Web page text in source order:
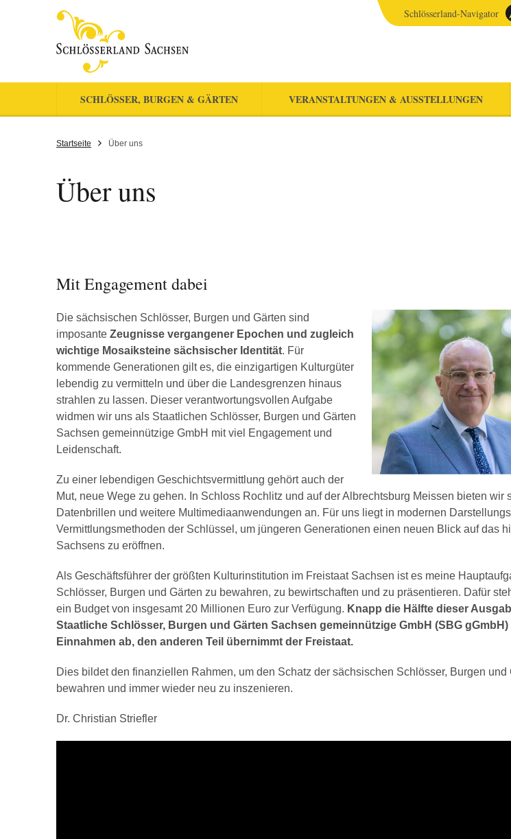
SCHLÖSSER, BURGEN & GÄRTEN VERANSTALTUNGEN & AUSSTELLUNGEN
Schlösserland-Navigator
Startseite Über uns
Über uns
Mit Engagement dabei
Die sächsischen Schlösser, Burgen und Gärten sind
imposante Zeugnisse vergangener Epochen und zugleich
wichtige Mosaiksteine sächsischer Identität. Für
kommende Generationen gilt es, die einzigartigen Kulturgüter
lebendig zu vermitteln und über die Landesgrenzen hinaus
strahlen zu lassen. Dieser verantwortungsvollen Aufgabe
widmen wir uns als Staatlichen Schlösser, Burgen und Gärten
Sachsen gemeinnützige GmbH mit viel Engagement und
Leidenschaft.
Zu einer lebendigen Geschichtsvermittlung gehört auch der
Mut, neue Wege zu gehen. In Schloss Rochlitz und auf der Albrechtsburg Meissen bieten wir
Datenbrillen und weitere Multimediaanwendungen an. Für uns liegt in modernen
Vermittlungsmethoden der Schlüssel, um jüngeren Generationen einen neuen Blick auf das
Sachsens zu eröffnen.
Als Geschäftsführer der größten Kulturinstitution im Freistaat Sachsen ist es meine
Schlösser, Burgen und Gärten zu bewahren, zu bewirtschaften und zu präsentieren. Dafür
ein Budget von insgesamt 20 Millionen Euro zur Verfügung. Knapp die Hälfte dieser
Staatliche Schlösser, Burgen und Gärten Sachsen gemeinnützige GmbH (SBG
Einnahmen ab, den anderen Teil übernimmt der Freistaat.
Dies bildet den finanziellen Rahmen, um den Schatz der sächsischen Schlösser, Burgen und
bewahren und immer wieder neu zu inszenieren.
Dr. Christian Striefler